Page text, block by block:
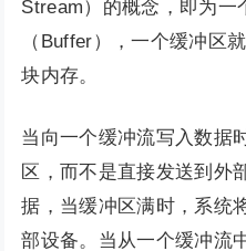
Stream）的概念，即为一
（Buffer），一个缓冲区
块内存。
当向一个缓冲流写入数据
区，而不是直接发送到外
据，当缓冲区满时，系统
部设备。当从一个缓冲流